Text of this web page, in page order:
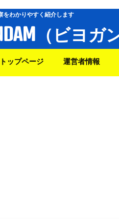
をわかりやすく紹介します
（ビヨガ
ップページ 運営者情報